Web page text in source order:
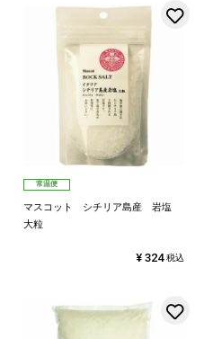
常温便
マスコット シチリア島産 岩塩
大粒
¥ 324 税込